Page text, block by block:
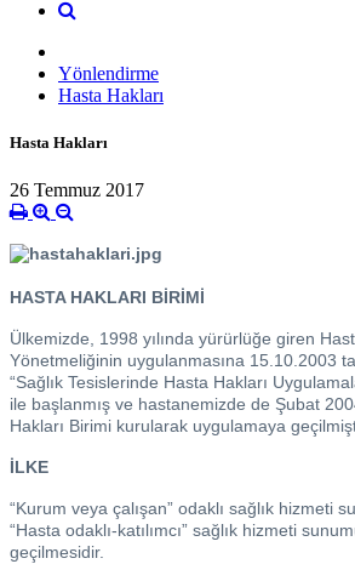
Yönlendirme
Hasta Hakları
Hasta Hakları
26 Temmuz 2017
HASTA HAKLARI BİRİMİ
Ülkemizde, 1998 yılında yürürlüğe giren
Yönetmeliğinin uygulanmasına 15.10.2003
“Sağlık Tesislerinde Hasta Hakları
ile başlanmış ve hastanemizde de Şubat
Hakları Birimi kurularak uygulamaya
İLKE
“Kurum veya çalışan” odaklı sağlık hizmeti
“Hasta odaklı-katılımcı” sağlık hizmeti
geçilmesidir.